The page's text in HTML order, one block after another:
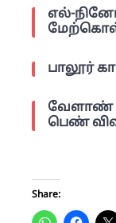
எல்-
பாலூர்
வேளாண்
பெண்
Share: